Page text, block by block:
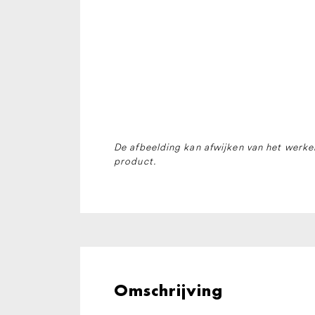
De afbeelding kan afwijken van het
product.
Omschrijving